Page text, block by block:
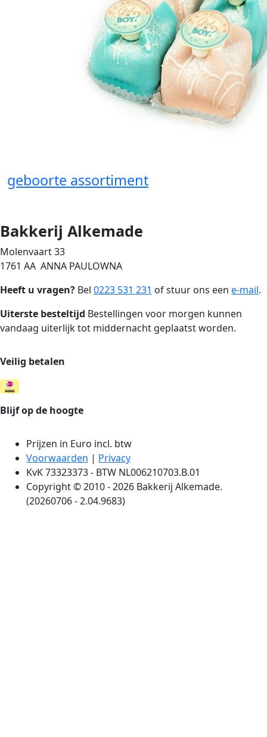
geboorte assortiment
Bakkerij Alkemade
Molenvaart 33
1761 AA ANNA PAULOWNA
Heeft u vragen? Bel 0223 531 231 of stuur ons een e-mail.
Uiterste besteltijd Bestellingen voor morgen kunnen
vandaag uiterlijk tot middernacht geplaatst worden.
Veilig betalen
Blijf op de hoogte
Prijzen in Euro incl. btw
Voorwaarden | Privacy
KvK 73323373 - BTW NL006210703.B.01
Copyright © 2010 - 2026 Bakkerij Alkemade.
(20260706 - 2.04.9683)